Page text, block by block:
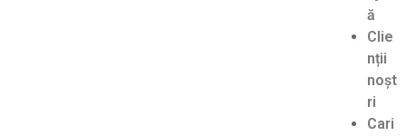
ă
Clie
nții
noșt
ri
Cari